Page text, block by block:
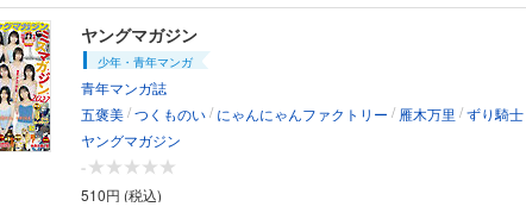
ヤングマガジン
少年・青年マンガ
青年マンガ誌
五褒美/つくものい/ にゃんにゃんファクトリー / 雁木万里 /ずり騎士
ヤングマガジン
-
510円 (税込)